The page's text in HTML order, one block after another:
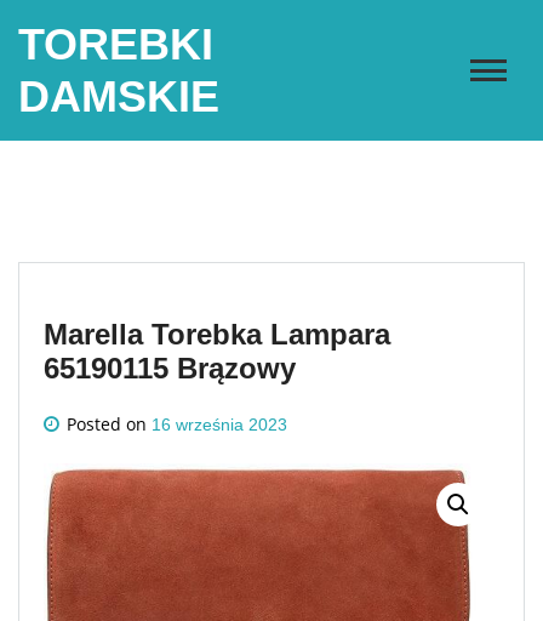
TOREBKI
DAMSKIE
Marella Torebka Lampara
65190115 Brązowy
Posted on 16 września 2023